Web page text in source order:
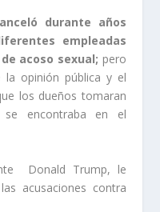
durante años
empleadas
acoso sexual; pero
la opinión pública y el
los dueños tomaran
se encontraba en el
Donald Trump, le
acusaciones contra